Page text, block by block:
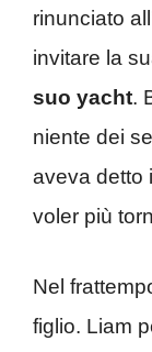
rinunciato
invitare la
suo yacht.
niente dei
aveva detto
voler più
Nel
figlio. Liam